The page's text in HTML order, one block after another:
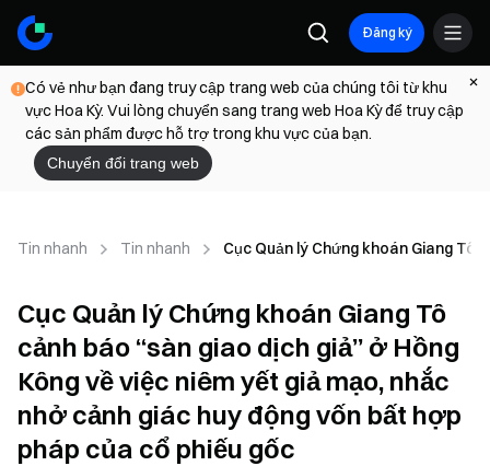
Đăng ký
Có vẻ như bạn đang truy cập trang web của chúng tôi từ khu
vực Hoa Kỳ. Vui lòng chuyển sang trang web Hoa Kỳ để truy cập
các sản phẩm được hỗ trợ trong khu vực của bạn.
Chuyển đổi trang web
Tin nhanh Tin nhanh Cục Quản lý Chứng khoán Giang Tô
Cục Quản lý Chứng khoán Giang Tô
cảnh báo “sàn giao dịch giả” ở Hồng
Kông về việc niêm yết giả mạo, nhắc
nhở cảnh giác huy động vốn bất hợp
pháp của cổ phiếu gốc